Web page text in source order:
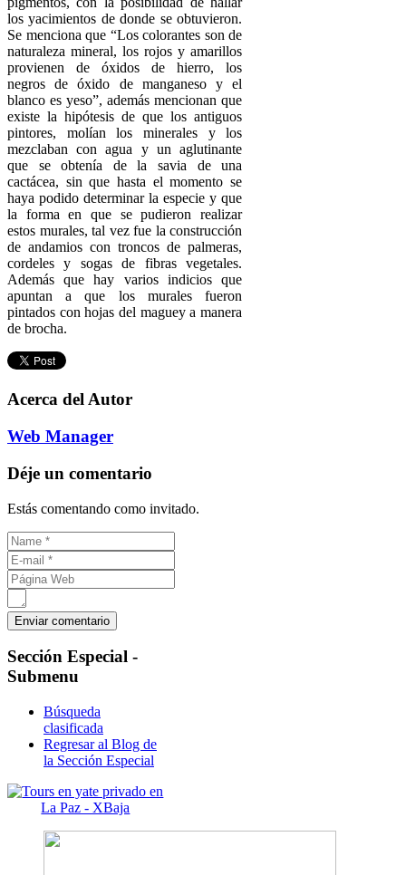
los yacimientos de donde se obtuvieron.
Se menciona que “Los colorantes son de
naturaleza mineral, los rojos y amarillos
provienen de óxidos de hierro, los
negros de óxido de manganeso y el
blanco es yeso”, además mencionan que
existe la hipótesis de que los antiguos
pintores, molían los minerales y los
mezclaban con agua y un aglutinante
que se obtenía de la savia de una
cactácea, sin que hasta el momento se
haya podido determinar la especie y que
la forma en que se pudieron realizar
estos murales, tal vez fue la construcción
de andamios con troncos de palmeras,
cordeles y sogas de fibras vegetales.
Además que hay varios indicios que
apuntan a que los murales fueron
pintados con hojas del maguey a manera
de brocha.
Acerca del Autor
Web Manager
Déje un comentario
Estás comentando como invitado.
Sección Especial -
Submenu
Búsqueda
clasificada
Regresar al Blog de
la Sección Especial